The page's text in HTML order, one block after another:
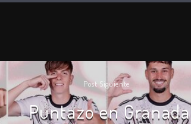
Post Siguiente
Puntazo en Granada